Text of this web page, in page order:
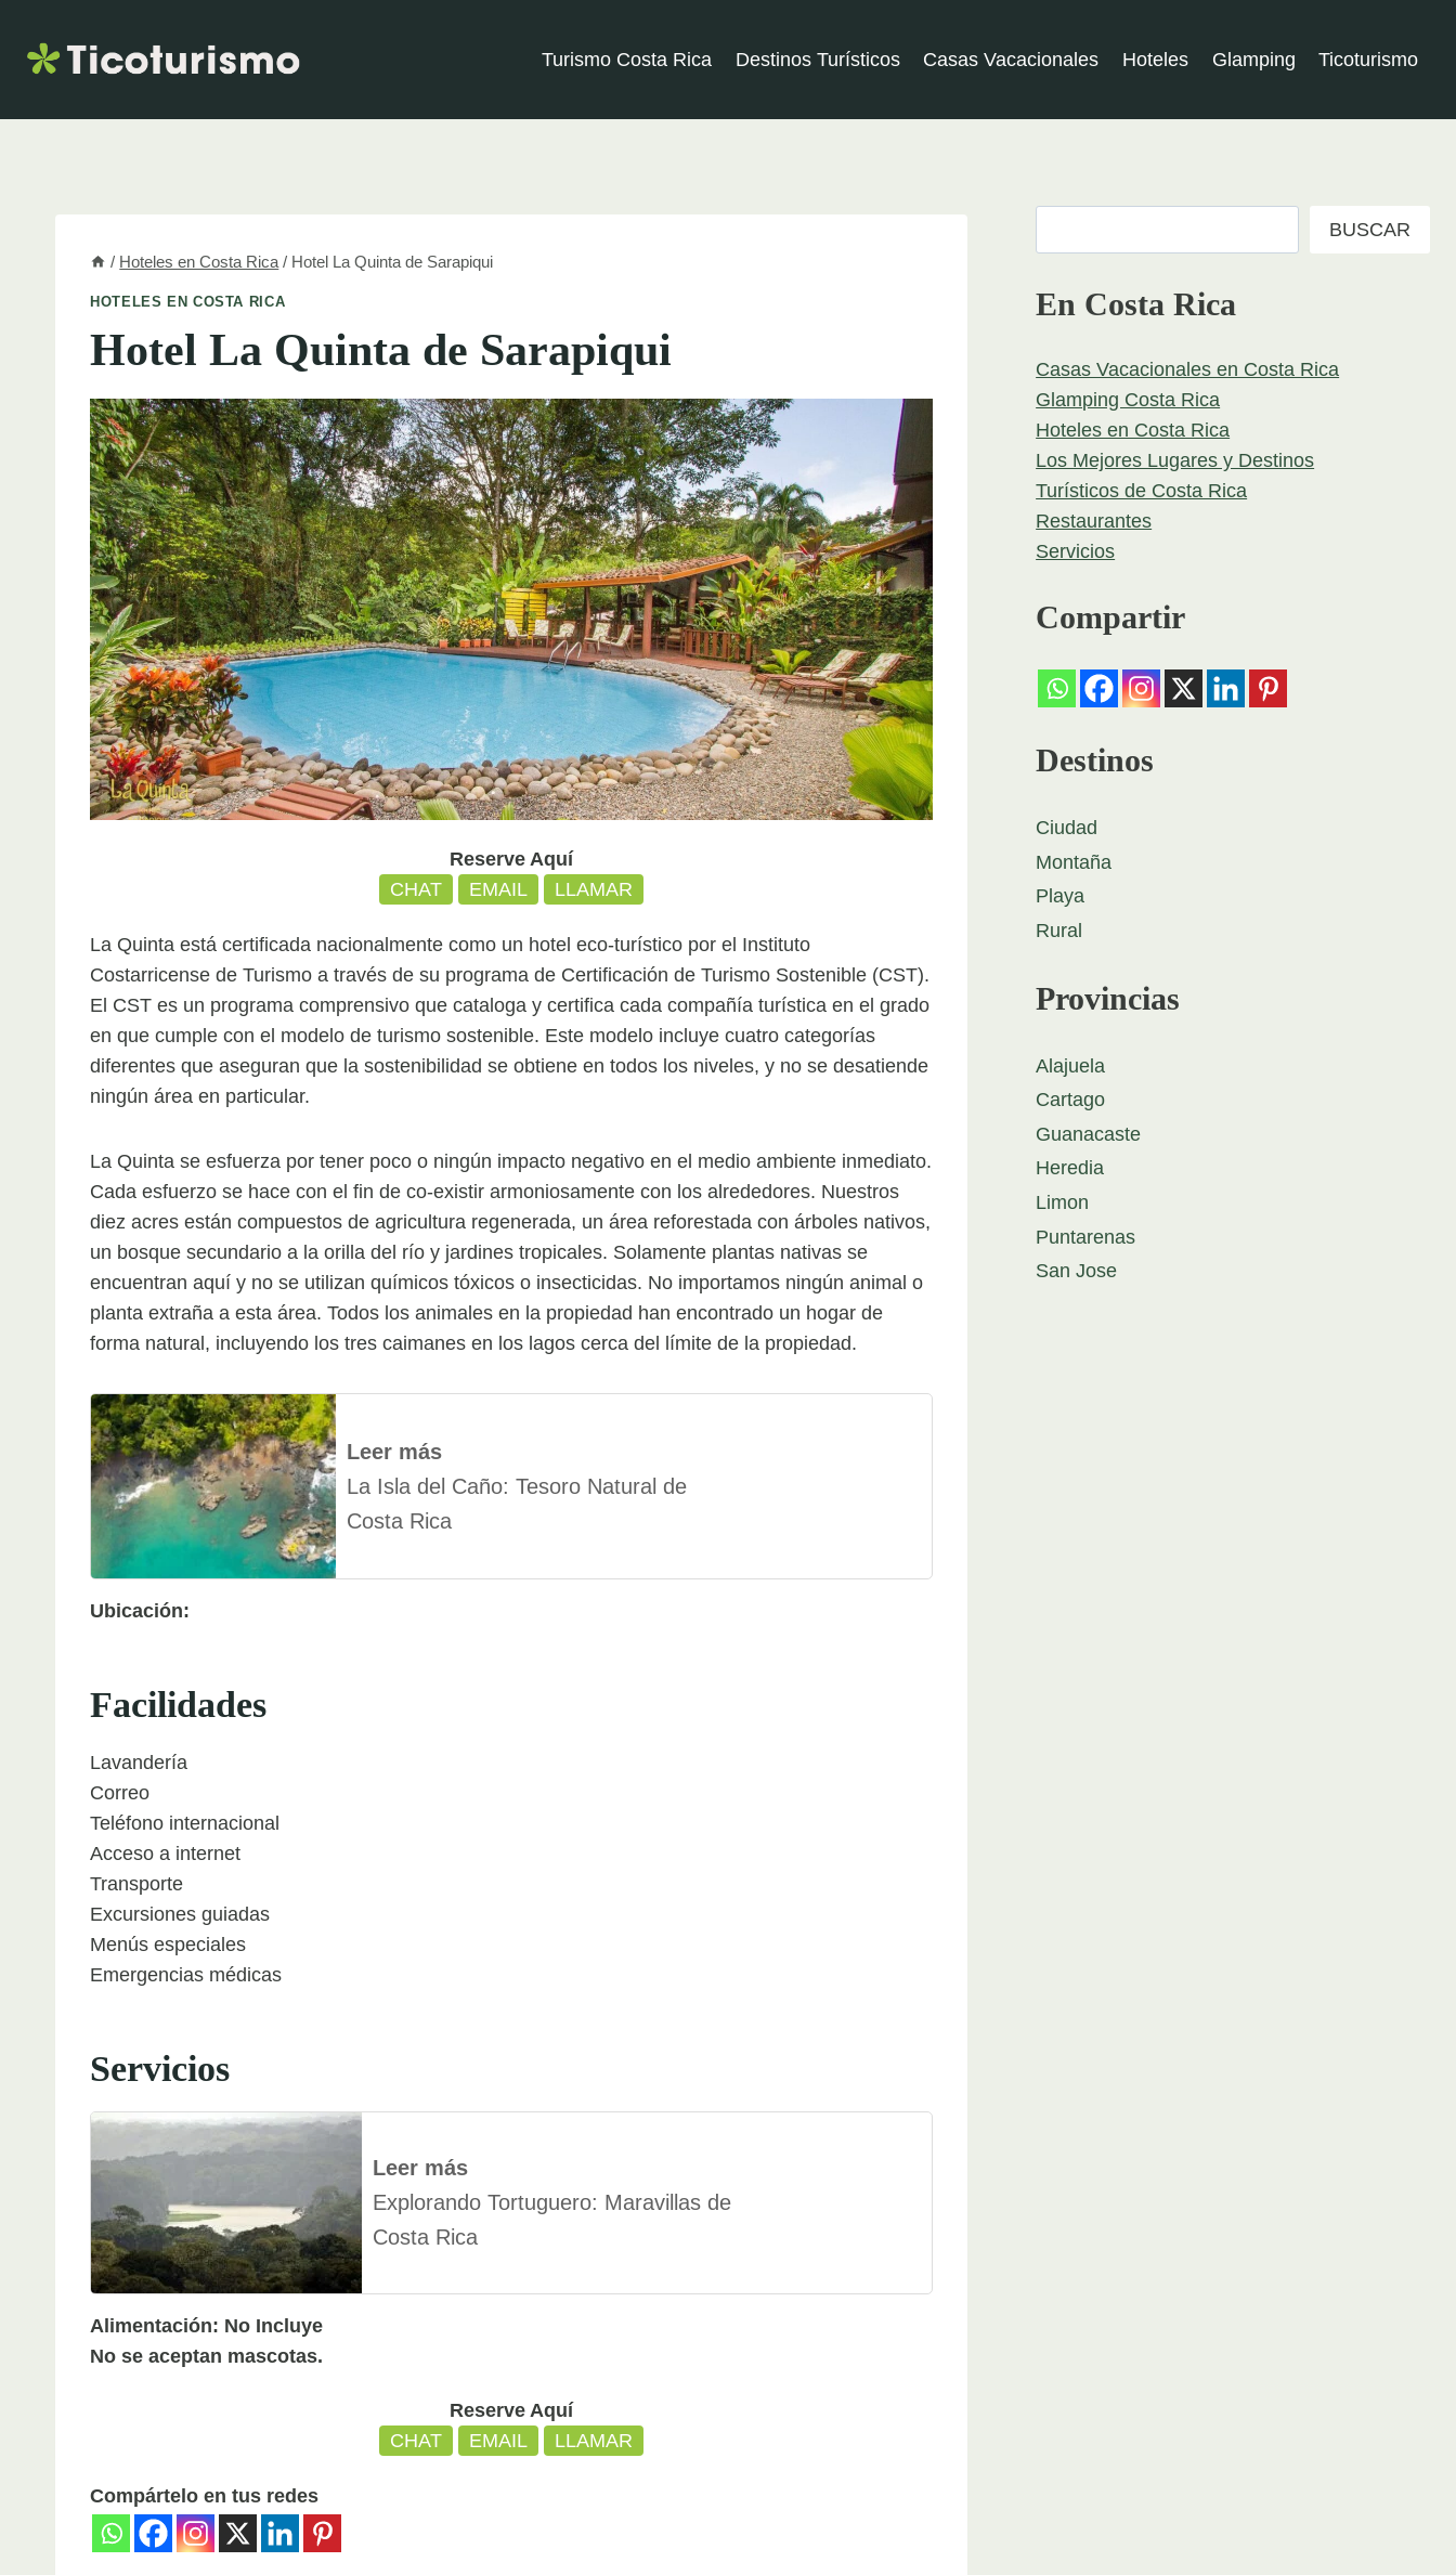
content
Turismo Costa Rica Destinos Turísticos Casas Vacacionales Hoteles Glamping Ticoturismo
/ Hoteles en Costa Rica / Hotel La Quinta de Sarapiqui
HOTELES EN COSTA RICA
Hotel La Quinta de Sarapiqui
Reserve Aquí
CHAT
EMAIL LLAMAR
La Quinta está certificada nacionalmente como un hotel eco-turístico por el Instituto
Costarricense de Turismo a través de su programa de Certificación de Turismo Sostenible (CST).
El CST es un programa comprensivo que cataloga y certifica cada compañía turística en el grado
en que cumple con el modelo de turismo sostenible. Este modelo incluye cuatro categorías
diferentes que aseguran que la sostenibilidad se obtiene en todos los niveles, y no se desatiende
ningún área en particular.
La Quinta se esfuerza por tener poco o ningún impacto negativo en el medio ambiente inmediato.
Cada esfuerzo se hace con el fin de co-existir armoniosamente con los alrededores. Nuestros
diez acres están compuestos de agricultura regenerada, un área reforestada con árboles nativos,
un bosque secundario a la orilla del río y jardines tropicales. Solamente plantas nativas se
encuentran aquí y no se utilizan químicos tóxicos o insecticidas. No importamos ningún animal o
planta extraña a esta área. Todos los animales en la propiedad han encontrado un hogar de
forma natural, incluyendo los tres caimanes en los lagos cerca del límite de la propiedad.
Leer más
La Isla del Caño: Tesoro Natural de
Costa Rica
Ubicación:
Facilidades
Lavandería
Correo
Teléfono internacional
Acceso a internet
Transporte
Excursiones guiadas
Menús especiales
Emergencias médicas
Servicios
Leer más
Explorando Tortuguero: Maravillas de
Costa Rica
Alimentación: No Incluye
No se aceptan mascotas.
Reserve Aquí
CHAT
EMAIL LLAMAR
Compártelo en tus redes
BUSCAR
En Costa Rica
Casas Vacacionales en Costa Rica
Glamping Costa Rica
Hoteles en Costa Rica
Los Mejores Lugares y Destinos
Turísticos de Costa Rica
Restaurantes
Servicios
Compartir
Destinos
Ciudad
Montaña
Playa
Rural
Provincias
Alajuela
Cartago
Guanacaste
Heredia
Limon
Puntarenas
San Jose